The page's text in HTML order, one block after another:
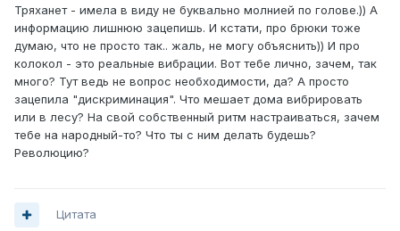
Тряханет - имела в виду не буквально молнией по голове.)) А
информацию лишнюю зацепишь. И кстати, про брюки тоже
думаю, что не просто так.. жаль, не могу объяснить)) И про
колокол - это реальные вибрации. Вот тебе лично, зачем, так
много? Тут ведь не вопрос необходимости, да? А просто
зацепила "дискриминация". Что мешает дома вибрировать
или в лесу? На свой собственный ритм настраиваться, зачем
тебе на народный-то? Что ты с ним делать будешь?
Революцию?
Цитата